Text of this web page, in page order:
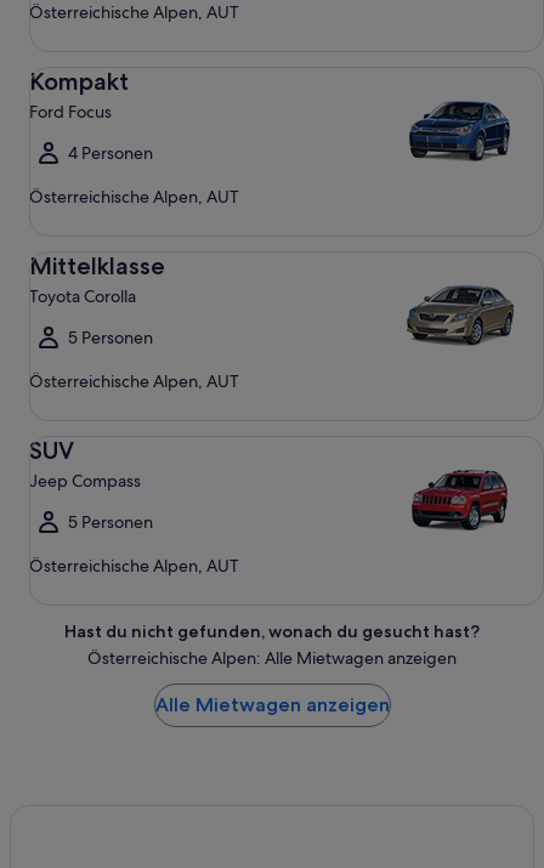
Österreichische Alpen, AUT
Kompakt
Ford Focus
4 Personen
Österreichische Alpen, AUT
Mittelklasse
Toyota Corolla
5 Personen
Österreichische Alpen, AUT
SUV
Jeep Compass
5 Personen
Österreichische Alpen, AUT
Hast du nicht gefunden, wonach du gesucht hast?
Österreichische Alpen: Alle Mietwagen anzeigen
Alle Mietwagen anzeigen